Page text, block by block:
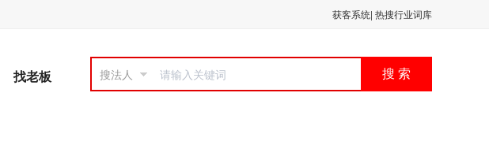
获客系统| 热搜行业词库
找老板 搜法人 搜 索